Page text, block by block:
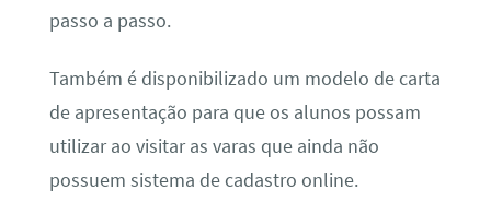
passo a passo.
Também é disponibilizado um modelo de carta
de apresentação para que os alunos possam
utilizar ao visitar as varas que ainda não
possuem sistema de cadastro online.